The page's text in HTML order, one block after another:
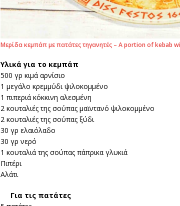
Μερίδα κεμπάπ με πατάτες τηγανητές – A portion of kebab
Υλικά για το κεμπάπ
500 γρ κιμά αρνίσιο
1 μεγάλο κρεμμύδι ψιλοκομμένο
1 πιπεριά κόκκινη αλεσμένη
2 κουταλιές της σούπας μαϊντανό ψιλοκομμένο
2 κουταλιές της σούπας ξύδι
30 γρ ελαιόλαδο
30 γρ νερό
1 κουταλιά της σούπας πάπρικα γλυκιά
Πιπέρι
Αλάτι
Για τις πατάτες